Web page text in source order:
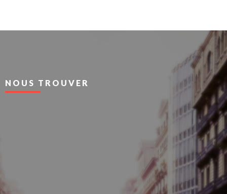
NOUS TROUVER